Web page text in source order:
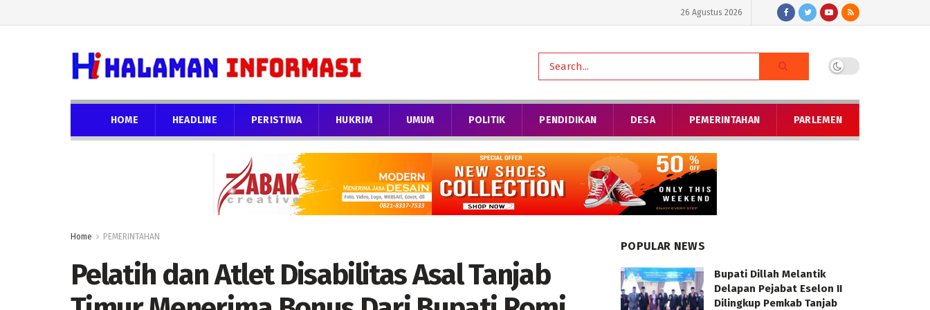
26 Agustus 2026
HOME HEADLINE PERISTIWA HUKRIM UMUM POLITIK PENDIDIKAN DESA PEMERINTAHAN PARLEMEN
Home PEMERINTAHAN
Pelatih dan Atlet Disabilitas Asal Tanjab
POPULAR NEWS
Bupati Dillah Melantik
Delapan Pejabat Eselon II
Dilingkup Pemkab Tanjab